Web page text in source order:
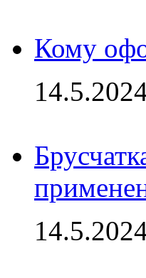
Кому